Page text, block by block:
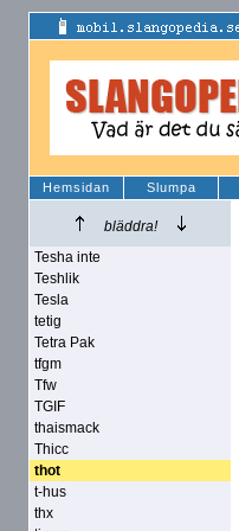
Hemsidan Slumpa
bläddra!
Tesha inte
Teshlik
Tesla
tetig
Tetra Pak
tfgm
Tfw
TGIF
thaismack
Thicc
thot
t-hus
thx